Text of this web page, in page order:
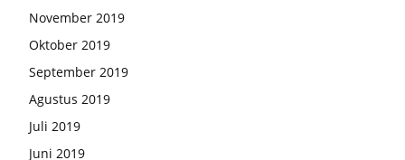
November 2019
Oktober 2019
September 2019
Agustus 2019
Juli 2019
Juni 2019